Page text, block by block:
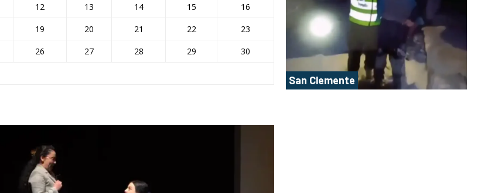
12 13 14 15
16
19 20 21 22
23
26 27 28 29
30
San Clemente